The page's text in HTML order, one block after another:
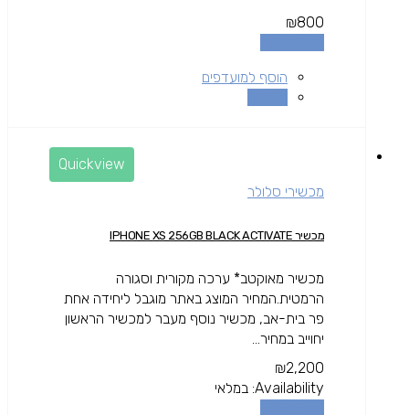
₪800
הוסף למועדפים
Quickview
מכשירי סלולר
מכשיר IPHONE XS 256GB BLACK ACTIVATE
מכשיר מאוקטב* ערכה מקורית וסגורה
הרמטית.המחיר המוצג באתר מוגבל ליחידה אחת
פר בית-אב, מכשיר נוסף מעבר למכשיר הראשון
יחוייב במחיר...
₪2,200
Availability: במלאי